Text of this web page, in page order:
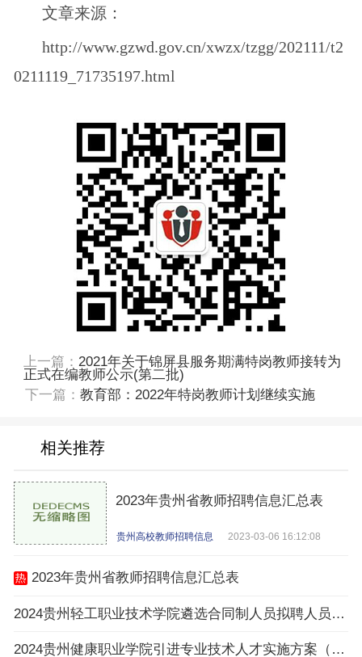
文章来源：
http://www.gzwd.gov.cn/xwzx/tzgg/202111/t2
0211119_71735197.html
上一篇： 2021年关于锦屏县服务期满特岗教师接转为
正式在编教师公示(第二批)
下一篇： 教育部：2022年特岗教师计划继续实施
相关推荐
2023年贵州省教师招聘信息汇总表
贵州高校教师招聘信息 2023-03-06 16:12:08
2023年贵州省教师招聘信息汇总表
2024贵州轻工职业技术学院遴选合同制人员拟聘人员公示
2024贵州健康职业学院引进专业技术人才实施方案（16名|3.25-3.27报名）